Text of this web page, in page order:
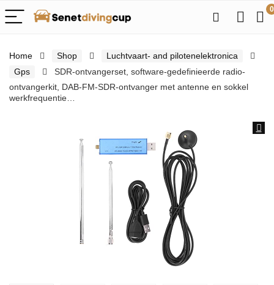
0
Home Shop
Luchtvaart- and pilotenelektronica
Gps
SDR-ontvangerset, software-gedefinieerde radio-
ontvangerkit, DAB-FM-SDR-ontvanger met antenne en sokkel
werkfrequentie…